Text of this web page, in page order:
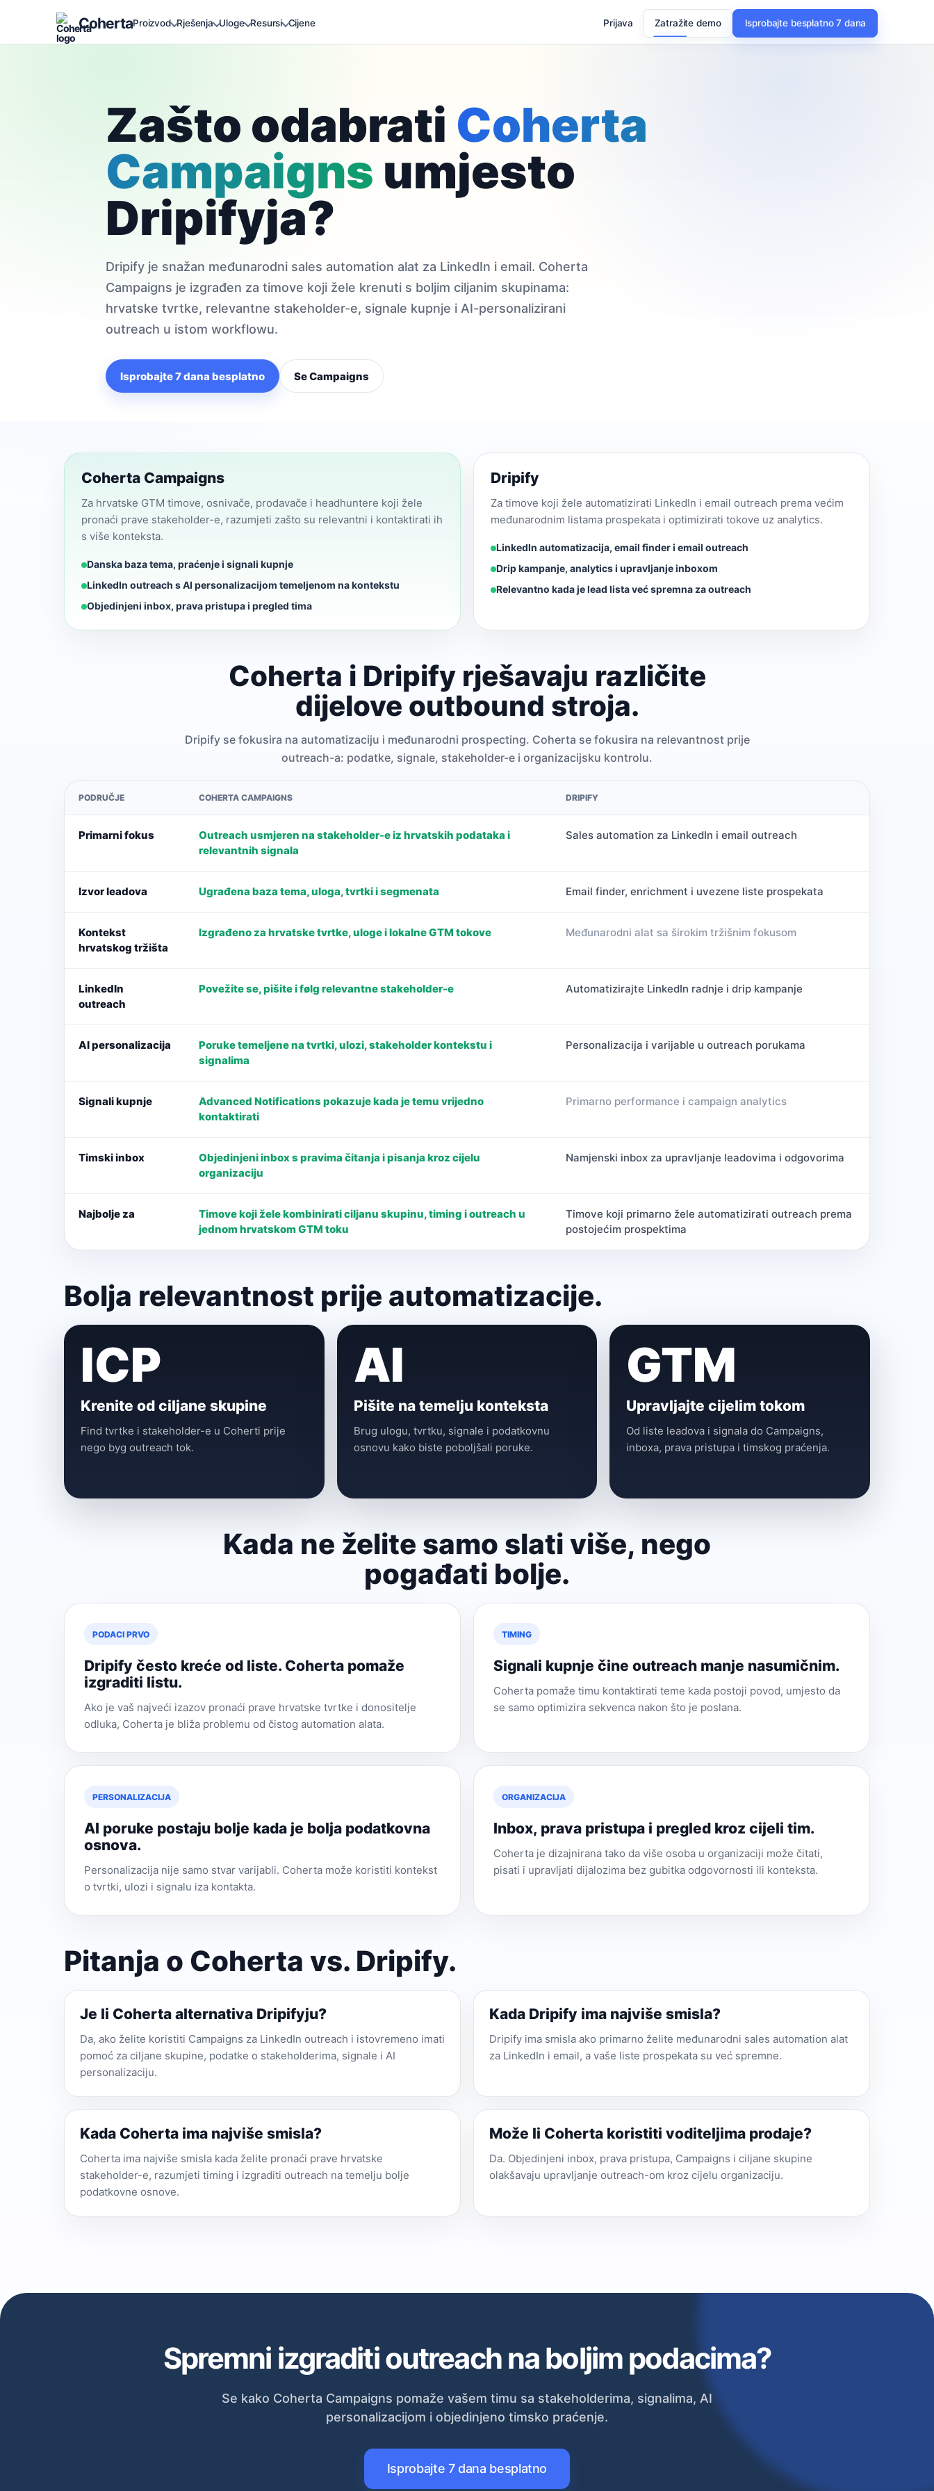
CohertaProizvod Rješenja Uloge Resursi Cijene Prijava Zatražite demo Isprobajte besplatno 7 dana
Zašto odabrati Coherta
Campaigns umjesto
Dripifyja?
Dripify je snažan međunarodni sales automation alat za LinkedIn i email. Coherta
Campaigns je izgrađen za timove koji žele krenuti s boljim ciljanim skupinama:
hrvatske tvrtke, relevantne stakeholder-e, signale kupnje i AI-personalizirani
outreach u istom workflowu.
Isprobajte 7 dana besplatno Se Campaigns
Coherta Campaigns
Za hrvatske GTM timove, osnivače, prodavače i headhuntere koji žele
pronaći prave stakeholder-e, razumjeti zašto su relevantni i kontaktirati ih
s više konteksta.
Danska baza tema, praćenje i signali kupnje
LinkedIn outreach s AI personalizacijom temeljenom na kontekstu
Objedinjeni inbox, prava pristupa i pregled tima
Dripify
Za timove koji žele automatizirati LinkedIn i email outreach prema većim
međunarodnim listama prospekata i optimizirati tokove uz analytics.
LinkedIn automatizacija, email finder i email outreach
Drip kampanje, analytics i upravljanje inboxom
Relevantno kada je lead lista već spremna za outreach
Coherta i Dripify rješavaju različite
dijelove outbound stroja.
Dripify se fokusira na automatizaciju i međunarodni prospecting. Coherta se fokusira na relevantnost prije
outreach-a: podatke, signale, stakeholder-e i organizacijsku kontrolu.
PODRUČJE COHERTA CAMPAIGNS DRIPIFY
Primarni fokus
Outreach usmjeren na stakeholder-e iz hrvatskih podataka i
relevantnih signala
Sales automation za LinkedIn i email outreach
Izvor leadova Ugrađena baza tema, uloga, tvrtki i segmenata Email finder, enrichment i uvezene liste prospekata
Kontekst
hrvatskog tržišta
Izgrađeno za hrvatske tvrtke, uloge i lokalne GTM tokove Međunarodni alat sa širokim tržišnim fokusom
LinkedIn
outreach
Povežite se, pišite i følg relevantne stakeholder-e Automatizirajte LinkedIn radnje i drip kampanje
AI personalizacija
Poruke temeljene na tvrtki, ulozi, stakeholder kontekstu i
signalima
Personalizacija i varijable u outreach porukama
Signali kupnje
Advanced Notifications pokazuje kada je temu vrijedno
kontaktirati
Primarno performance i campaign analytics
Timski inbox
Objedinjeni inbox s pravima čitanja i pisanja kroz cijelu
organizaciju
Namjenski inbox za upravljanje leadovima i odgovorima
Najbolje za
Timove koji žele kombinirati ciljanu skupinu, timing i outreach u
jednom hrvatskom GTM toku
Timove koji primarno žele automatizirati outreach prema
postojećim prospektima
Bolja relevantnost prije automatizacije.
ICP
Krenite od ciljane skupine
Find tvrtke i stakeholder-e u Coherti prije
nego byg outreach tok.
AI
Pišite na temelju konteksta
Brug ulogu, tvrtku, signale i podatkovnu
osnovu kako biste poboljšali poruke.
GTM
Upravljajte cijelim tokom
Od liste leadova i signala do Campaigns,
inboxa, prava pristupa i timskog praćenja.
Kada ne želite samo slati više, nego
pogađati bolje.
PODACI PRVO
Dripify često kreće od liste. Coherta pomaže
izgraditi listu.
Ako je vaš najveći izazov pronaći prave hrvatske tvrtke i donositelje
odluka, Coherta je bliža problemu od čistog automation alata.
TIMING
Signali kupnje čine outreach manje nasumičnim.
Coherta pomaže timu kontaktirati teme kada postoji povod, umjesto da
se samo optimizira sekvenca nakon što je poslana.
PERSONALIZACIJA
AI poruke postaju bolje kada je bolja podatkovna
osnova.
Personalizacija nije samo stvar varijabli. Coherta može koristiti kontekst
o tvrtki, ulozi i signalu iza kontakta.
ORGANIZACIJA
Inbox, prava pristupa i pregled kroz cijeli tim.
Coherta je dizajnirana tako da više osoba u organizaciji može čitati,
pisati i upravljati dijalozima bez gubitka odgovornosti ili konteksta.
Pitanja o Coherta vs. Dripify.
Je li Coherta alternativa Dripifyju?
Da, ako želite koristiti Campaigns za LinkedIn outreach i istovremeno imati
pomoć za ciljane skupine, podatke o stakeholderima, signale i AI
personalizaciju.
Kada Dripify ima najviše smisla?
Dripify ima smisla ako primarno želite međunarodni sales automation alat
za LinkedIn i email, a vaše liste prospekata su već spremne.
Kada Coherta ima najviše smisla?
Coherta ima najviše smisla kada želite pronaći prave hrvatske
stakeholder-e, razumjeti timing i izgraditi outreach na temelju bolje
podatkovne osnove.
Može li Coherta koristiti voditeljima prodaje?
Da. Objedinjeni inbox, prava pristupa, Campaigns i ciljane skupine
olakšavaju upravljanje outreach-om kroz cijelu organizaciju.
Spremni izgraditi outreach na boljim podacima?
Se kako Coherta Campaigns pomaže vašem timu sa stakeholderima, signalima, AI
personalizacijom i objedinjeno timsko praćenje.
Isprobajte 7 dana besplatno